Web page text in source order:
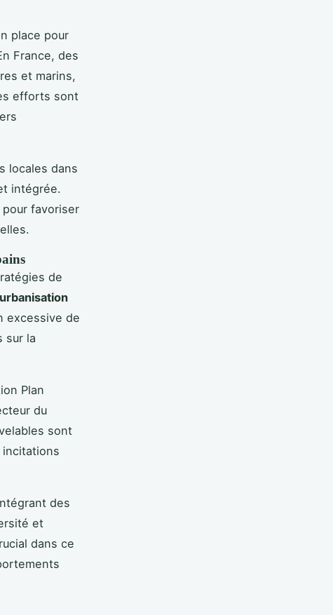
place pour
France, des
et marins,
efforts sont
locales dans
intégrée.
favoriser
de
urbanisation
excessive de
sur la
Plan
du
sont
des
et
dans ce